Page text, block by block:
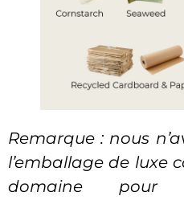
Remarque : nous
l’emballage de luxe
domaine pour